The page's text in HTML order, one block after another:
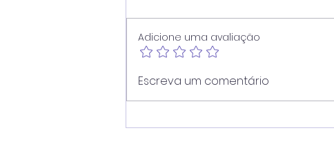
Juninho reforça atuação
contra dependência em
Adicione uma avaliação
Escreva um comentário